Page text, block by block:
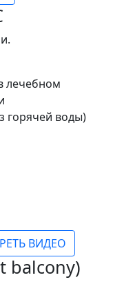
лечебном
горячей воды)
ВИДЕО
balcony)